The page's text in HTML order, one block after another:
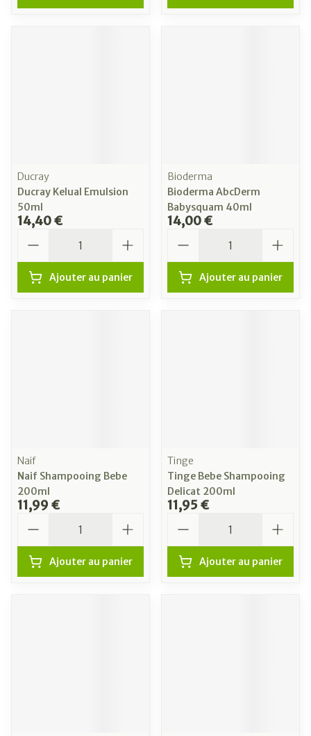
Ducray
Ducray Kelual Emulsion
50ml
14,40 €
Ajouter au panier
Bioderma
Bioderma AbcDerm
Babysquam 40ml
14,00 €
Ajouter au panier
Naif
Naif Shampooing Bebe
200ml
11,99 €
Ajouter au panier
Tinge
Tinge Bebe Shampooing
Delicat 200ml
11,95 €
Ajouter au panier